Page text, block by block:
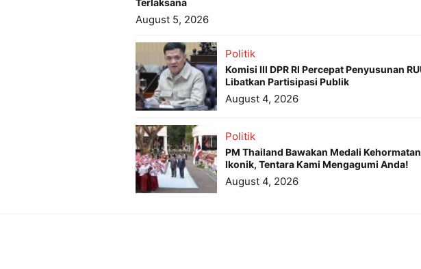
Terlaksana
August 5, 2026
Politik
Komisi III DPR RI Percepat Penyusunan
Libatkan Partisipasi Publik
August 4, 2026
Politik
PM Thailand Bawakan Medali
Ikonik, Tentara Kami Mengagumi Anda!
August 4, 2026